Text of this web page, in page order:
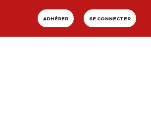
ADHÉRER SE CONNECTER